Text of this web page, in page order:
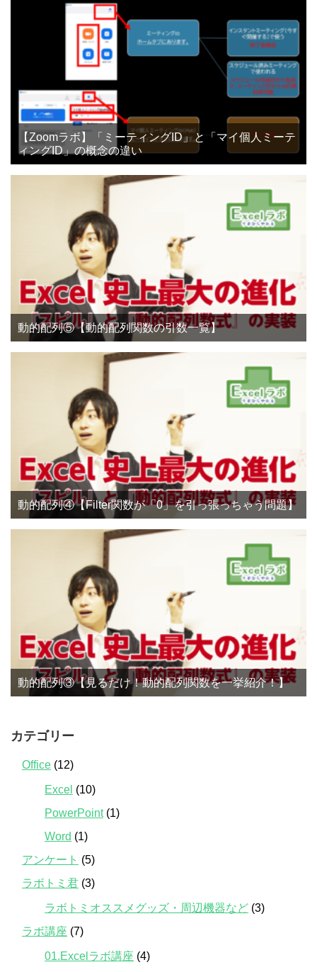
【Zoomラボ】「ミーティングID」と「マイ個人ミーテ
ィングID」の概念の違い
動的配列⑤【動的配列関数の引数一覧】
動的配列④【Filter関数が「0」を引っ張っちゃう問題】
動的配列③【見るだけ！動的配列関数を一挙紹介！】
カテゴリー
Office (12)
Excel (10)
PowerPoint(1)
Word (1)
アンケート (5)
ラボトミ君 (3)
ラボトミオススメグッズ・周辺機器など (3)
ラボ講座 (7)
01.Excelラボ講座 (4)